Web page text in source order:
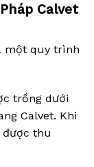
Calvet
một quy trình
trồng dưới
Calvet. Khi
thu